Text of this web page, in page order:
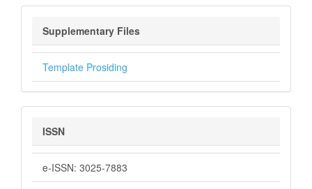
Supplementary Files
Template Prosiding
ISSN
e-ISSN: 3025-7883